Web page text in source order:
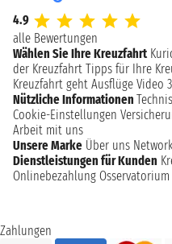
4.9
alle Bewertungen
Wählen Sie Ihre Kreuzfahrt
der Kreuzfahrt Tipps für Ihre
Kreuzfahrt geht Ausflüge Video
Nützliche Informationen
Cookie-Einstellungen
Arbeit mit uns
Unsere Marke Über uns
Dienstleistungen für Kunden
Onlinebezahlung
Zahlungen